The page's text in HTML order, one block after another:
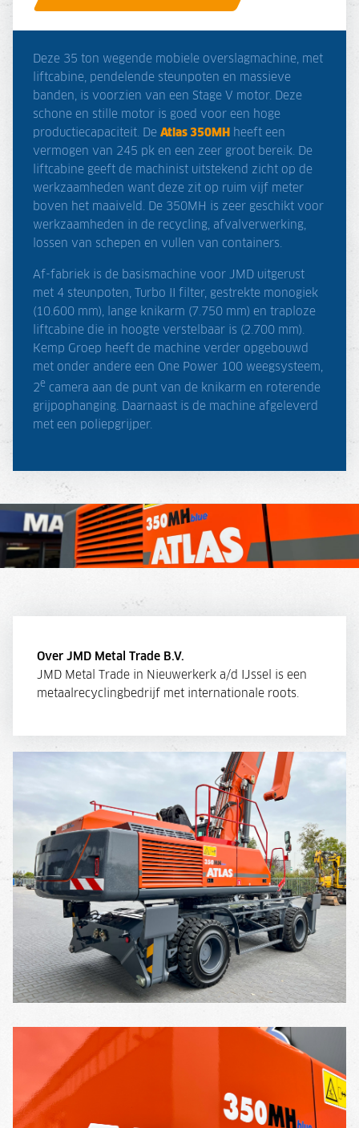
Deze 35 ton wegende mobiele overslagmachine, met
liftcabine, pendelende steunpoten en massieve
banden, is voorzien van een Stage V motor. Deze
schone en stille motor is goed voor een hoge
productiecapaciteit. De Atlas 350MH
heeft een
vermogen van 245 pk en een zeer groot bereik. De
liftcabine geeft de machinist uitstekend zicht op de
werkzaamheden want deze zit op ruim vijf meter
boven het maaiveld. De 350MH is zeer geschikt voor
werkzaamheden in de recycling, afvalverwerking,
lossen van schepen en vullen van containers.
Af-fabriek is de basismachine voor JMD uitgerust
met 4 steunpoten, Turbo II filter, gestrekte monogiek
(10.600 mm), lange knikarm (7.750 mm) en traploze
liftcabine die in hoogte verstelbaar is (2.700 mm).
Kemp Groep heeft de machine verder opgebouwd
met onder andere een One Power 100 weegsysteem,
2e camera aan de punt van de knikarm en roterende
grijpophanging. Daarnaast is de machine afgeleverd
met een poliepgrijper.
Over JMD Metal Trade B.V.
JMD Metal Trade in Nieuwerkerk a/d IJssel is een
metaalrecyclingbedrijf met internationale roots.